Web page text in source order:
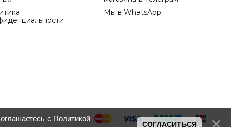
Мы в WhatsApp
с Политикой
СОГЛАСИТЬСЯ